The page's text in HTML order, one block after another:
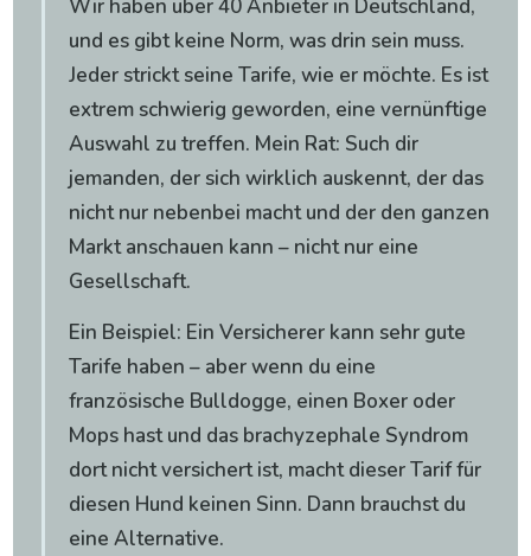
Wir haben über 40 Anbieter in Deutschland,
und es gibt keine Norm, was drin sein muss.
Jeder strickt seine Tarife, wie er möchte. Es ist
extrem schwierig geworden, eine vernünftige
Auswahl zu treffen. Mein Rat: Such dir
jemanden, der sich wirklich auskennt, der das
nicht nur nebenbei macht und der den ganzen
Markt anschauen kann – nicht nur eine
Gesellschaft.
Ein Beispiel: Ein Versicherer kann sehr gute
Tarife haben – aber wenn du eine
französische Bulldogge, einen Boxer oder
Mops hast und das brachyzephale Syndrom
dort nicht versichert ist, macht dieser Tarif für
diesen Hund keinen Sinn. Dann brauchst du
eine Alternative.